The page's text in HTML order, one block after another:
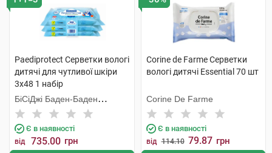
Paediprotect Серветки вологі
дитячі для чутливої шкіри
3х48 1 набір
БіСіДжі Баден-Баден
Косметікс Груп Гмбх
Є в наявності
від 735.00 грн
Corine de Farme Серветки
вологі дитячі Essential 70 шт
Corine De Farme
Є в наявності
від 114.10 79.87 грн